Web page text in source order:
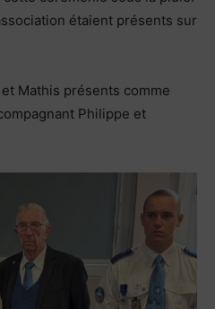
étaient présents sur
Mathis présents comme
Philippe et